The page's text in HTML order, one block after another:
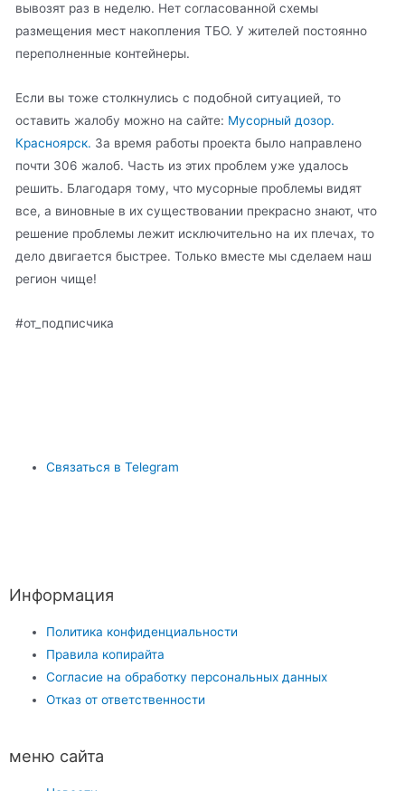
вывозят раз в неделю. Нет согласованной схемы
размещения мест накопления ТБО. У жителей постоянно
переполненные контейнеры.
Если вы тоже столкнулись с подобной ситуацией, то
оставить жалобу можно на сайте: Мусорный дозор.
Красноярск. За время работы проекта было направлено
почти 306 жалоб. Часть из этих проблем уже удалось
решить. Благодаря тому, что мусорные проблемы видят
все, а виновные в их существовании прекрасно знают, что
решение проблемы лежит исключительно на их плечах, то
дело двигается быстрее. Только вместе мы сделаем наш
регион чище!
#от_подписчика
Связаться в Telegram
Информация
Политика конфиденциальности
Правила копирайта
Согласие на обработку персональных данных
Отказ от ответственности
меню сайта